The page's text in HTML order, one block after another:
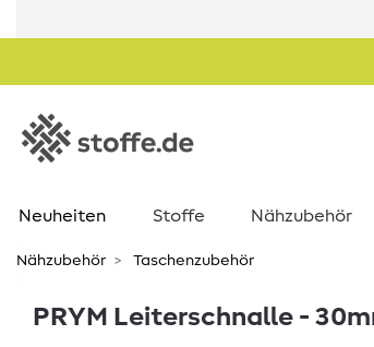
Neuheiten Stoffe Nähzubehör
Nähzubehör Taschenzubehör
PRYM Leiterschnalle -